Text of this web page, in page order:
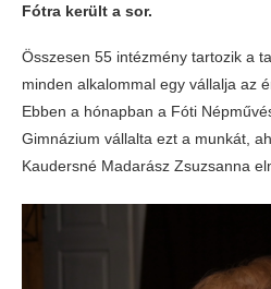
Fótra került a sor.
Összesen 55 intézmény tartozik a
minden alkalommal egy vállalja az
Ebben a hónapban a Fóti
Gimnázium vállalta ezt a munkát,
Kaudersné Madarász Zsuzsanna